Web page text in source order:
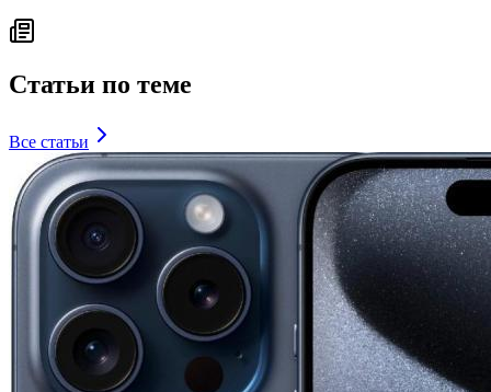
Статьи по теме
Все статьи